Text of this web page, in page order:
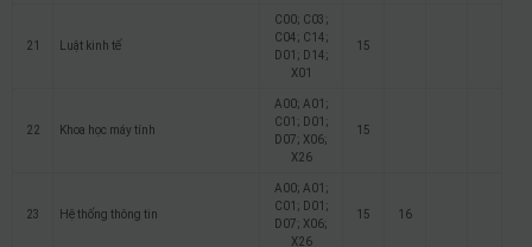
21 Luật kinh tế
C00; C03;
C04; C14;
D01; D14;
X01
15
22 Khoa học máy tính
A00; A01;
C01; D01;
D07; X06;
X26
15
23 Hệ thống thông tin
A00; A01;
C01; D01;
D07; X06;
X26
15 16